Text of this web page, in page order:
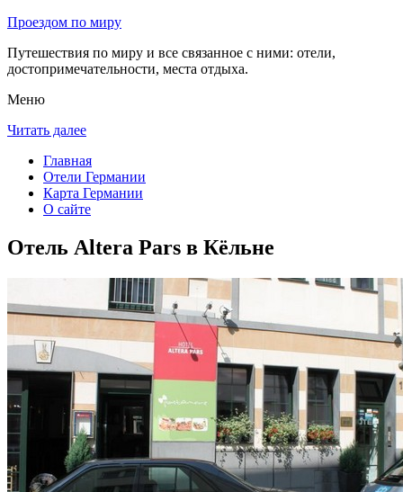
Проездом по миру
Путешествия по миру и все связанное с ними: отели,
достопримечательности, места отдыха.
Меню
Читать далее
Главная
Отели Германии
Карта Германии
О сайте
Отель Altera Pars в Кёльне